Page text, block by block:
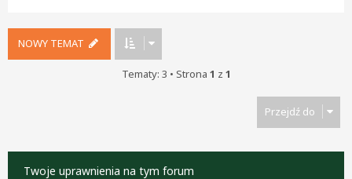
NOWY TEMAT
Tematy: 3 • Strona 1 z 1
Przejdź do
Twoje uprawnienia na tym forum